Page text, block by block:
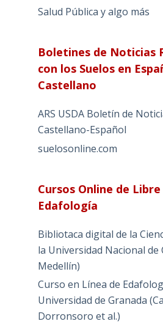
Salud Pública y algo más
Boletines de Noticias
con los Suelos en
Castellano
ARS USDA Boletín de
Castellano-Español
suelosonline.com
Cursos Online de
Edafología
Bibliotaca digital de la
la Universidad Nacional de
Medellín)
Curso en Línea de
Universidad de Granada
Dorronsoro et al.)